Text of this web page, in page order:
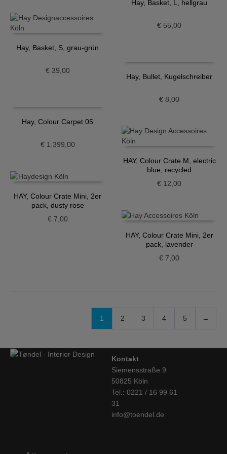
Hay, Basket, L, hellgrau
€ 55,00
Hay, Basket, S, grau-grün
€39,00
Hay, Bullet, Kugelschreiber
€ 8,00
Hay, Colour Carpet 05
€1.399,00
HAY, Colour Crate M, electric
blue, recycled
€ 12,00
HAY, Colour Crate Mini, 2er
pack, dusty rose
€7,00
HAY, Colour Crate Mini, 2er
pack, lavender
€ 7,00
1 2 3 4 5 →
Kontakt
Siemensstraße 9
50825 Köln
Tel.: 0221 / 16 99 61
31
info@toendel.de